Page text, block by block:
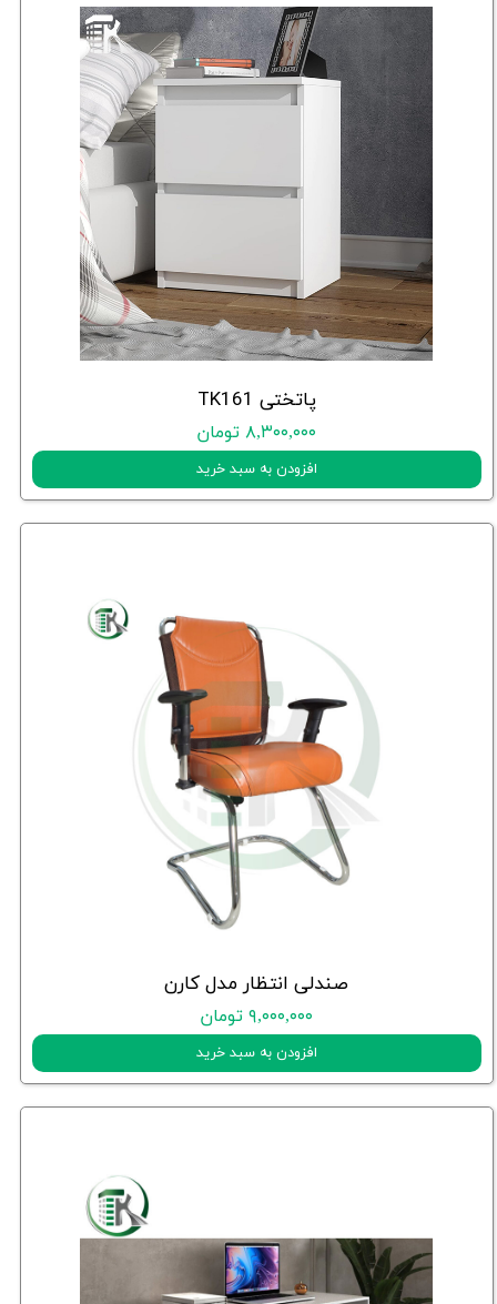
پاتختی TK161
۸,۳۰۰,۰۰۰ تومان
افزودن به سبد خرید
صندلی انتظار مدل کارن
۹,۰۰۰,۰۰۰ تومان
افزودن به سبد خرید